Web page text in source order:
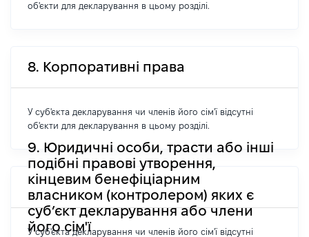
об'єкти для декларування в цьому розділі.
8. Корпоративні права
У суб'єкта декларування чи членів його сім'ї відсутні
об'єкти для декларування в цьому розділі.
9. Юридичні особи, трасти або інші
подібні правові утворення,
кінцевим бенефіціарним
власником (контролером) яких є
суб’єкт декларування або члени
його сім'ї
У суб'єкта декларування чи членів його сім'ї відсутні